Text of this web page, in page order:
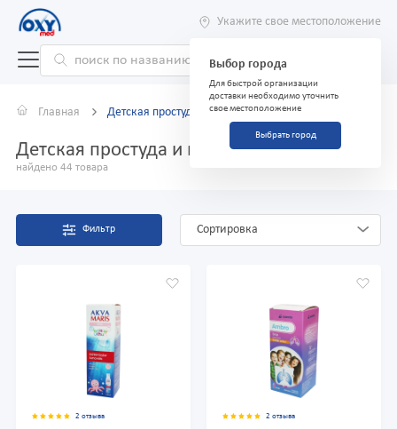
Укажите свое местоположение
Выбор города
Для быстрой организации
доставки необходимо уточнить
свое местоположение
Выбрать город
Главная Детская простуда и грипп
Детская простуда и грипп
найдено 44 товара
Фильтр Сортировка
2 отзыва 2 отзыва